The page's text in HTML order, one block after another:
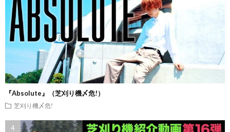
『Absolute』（芝刈り機〆危!）
芝刈り機〆危!